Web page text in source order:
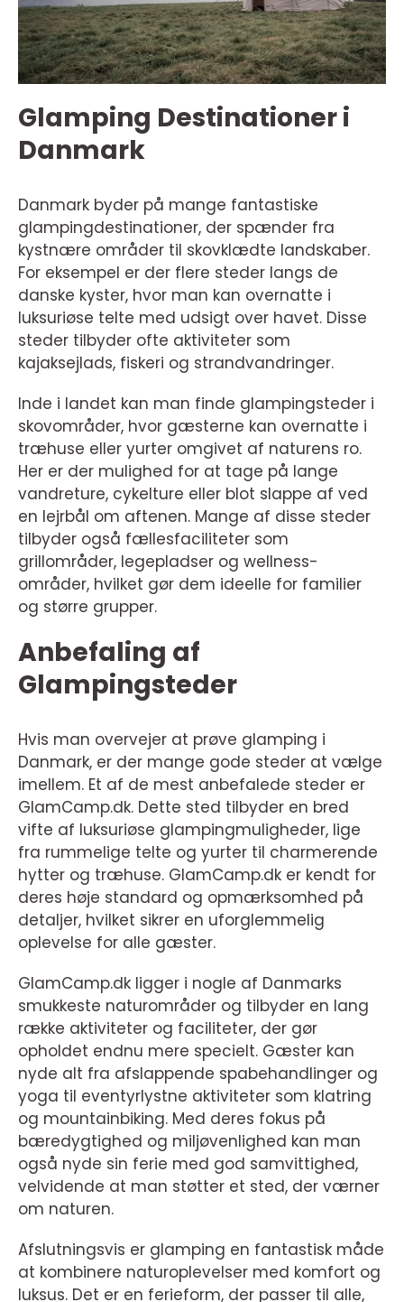
Glamping Destinationer i
Danmark
Danmark byder på mange fantastiske
glampingdestinationer, der spænder fra
kystnære områder til skovklædte landskaber.
For eksempel er der flere steder langs de
danske kyster, hvor man kan overnatte i
luksuriøse telte med udsigt over havet. Disse
steder tilbyder ofte aktiviteter som
kajaksejlads, fiskeri og strandvandringer.
Inde i landet kan man finde glampingsteder i
skovområder, hvor gæsterne kan overnatte i
træhuse eller yurter omgivet af naturens ro.
Her er der mulighed for at tage på lange
vandreture, cykelture eller blot slappe af ved
en lejrbål om aftenen. Mange af disse steder
tilbyder også fællesfaciliteter som
grillområder, legepladser og wellness-
områder, hvilket gør dem ideelle for familier
og større grupper.
Anbefaling af
Glampingsteder
Hvis man overvejer at prøve glamping i
Danmark, er der mange gode steder at vælge
imellem. Et af de mest anbefalede steder er
GlamCamp.dk. Dette sted tilbyder en bred
vifte af luksuriøse glampingmuligheder, lige
fra rummelige telte og yurter til charmerende
hytter og træhuse. GlamCamp.dk er kendt for
deres høje standard og opmærksomhed på
detaljer, hvilket sikrer en uforglemmelig
oplevelse for alle gæster.
GlamCamp.dk ligger i nogle af Danmarks
smukkeste naturområder og tilbyder en lang
række aktiviteter og faciliteter, der gør
opholdet endnu mere specielt. Gæster kan
nyde alt fra afslappende spabehandlinger og
yoga til eventyrlystne aktiviteter som klatring
og mountainbiking. Med deres fokus på
bæredygtighed og miljøvenlighed kan man
også nyde sin ferie med god samvittighed,
velvidende at man støtter et sted, der værner
om naturen.
Afslutningsvis er glamping en fantastisk måde
at kombinere naturoplevelser med komfort og
luksus. Det er en ferieform, der passer til alle,